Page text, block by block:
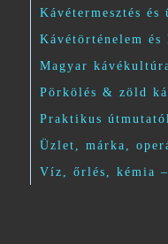
Kávétermesztés és
Kávétörténelem és
Magyar
Pörkölés & zöld
Praktikus
Üzlet, márka,
Víz, őrlés, kémia